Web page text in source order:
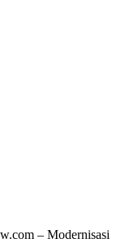
– Modernisasi